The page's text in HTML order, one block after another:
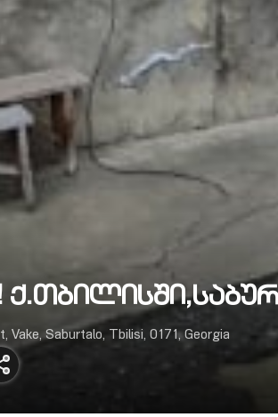
Vake, Saburtalo, Tbilisi, 0171, Georgia